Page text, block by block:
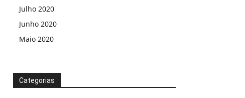
Julho 2020
Junho 2020
Maio 2020
Categorias